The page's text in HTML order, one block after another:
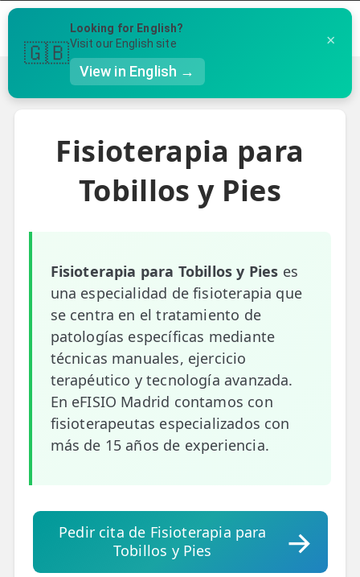
👤 Mi Cuenta
☕ Acerca
🤔 Preguntas Frecuentes
👩‍⚕️ Fisioterapeutas
🔍 Especialidades
💆‍♀️ Tratamientos
😓 Síntomas
📅 Pedir Cita
🏢 Empresas
🔍 Buscador Clínicas
Llámanos al 91 005 23 63
Ubicación de nuestras clínicas
Preguntas Frecuentes
Volver
Fisioterapia para
Tobillos y Pies
Fisioterapia para Tobillos y Pies es
una especialidad de fisioterapia que
se centra en el tratamiento de
patologías específicas mediante
técnicas manuales, ejercicio
terapéutico y tecnología avanzada.
En eFISIO Madrid contamos con
fisioterapeutas especializados con
más de 15 años de experiencia.
Pedir cita de Fisioterapia para
Tobillos y Pies
×
🇬🇧
Looking for English?
Visit our English site
View in English →